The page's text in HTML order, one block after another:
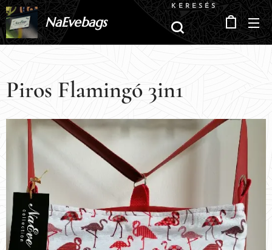
NaEvebags
KERESÉS
Piros Flamingó 3in1